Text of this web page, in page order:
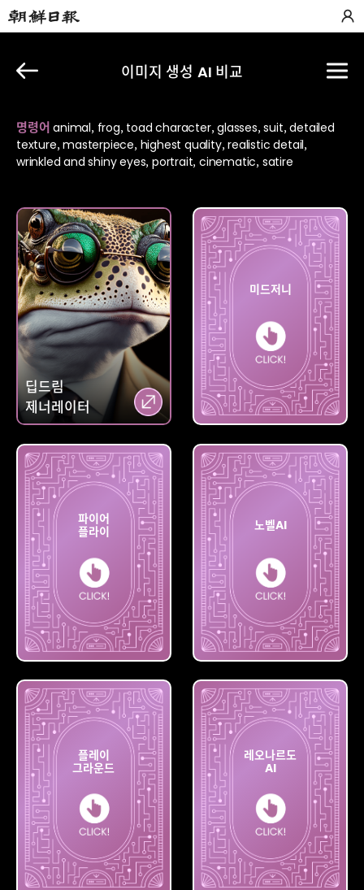
이미지 생성 AI 비교
명령어 animal, frog, toad character, glasses, suit, detailed
texture, masterpiece, highest quality, realistic detail,
wrinkled and shiny eyes, portrait, cinematic, satire
딥드림
제너레이터
딥드림
제너레이터
미드저니
미드저니
파이어
플라이
파이어
플라이
노벨AI
노벨AI
플레이
그라운드
플레이
그라운드
레오나르도
AI
레오나르도
AI